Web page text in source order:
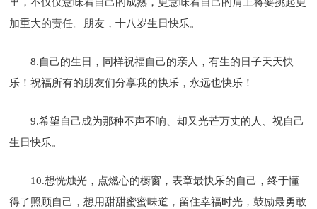
加重大的责任。朋友，十八岁生日快乐。
8.自己的生日，同样祝福自己的亲人，有生的日子天天快
乐！祝福所有的朋友们分享我的快乐，永远也快乐！
9.希望自己成为那种不声不响、却又光芒万丈的人、祝自己
生日快乐。
10.想恍烛光，点燃心的橱窗，表章最快乐的自己，终于懂
得了照顾自己，想用甜甜蜜蜜味道，留住幸福时光，鼓励最勇敢